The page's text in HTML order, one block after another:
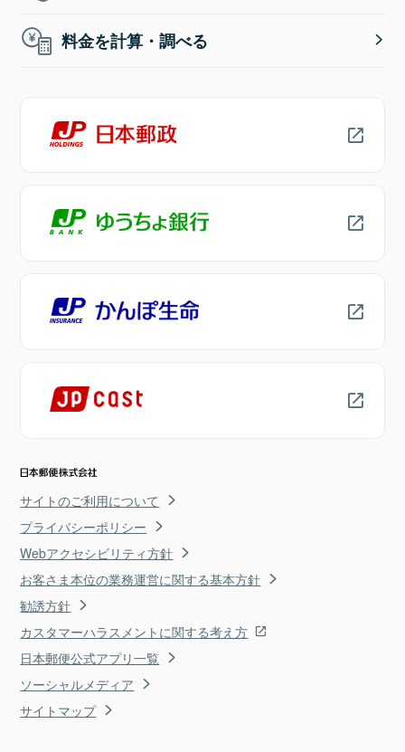
料金を計算・調べる
サイトのご利用について
プライバシーポリシー
Webアクセシビリティ方針
お客さま本位の業務運営に関する基本方針
勧誘方針
カスタマーハラスメントに関する考え方
日本郵便公式アプリ一覧
ソーシャルメディア
サイトマップ